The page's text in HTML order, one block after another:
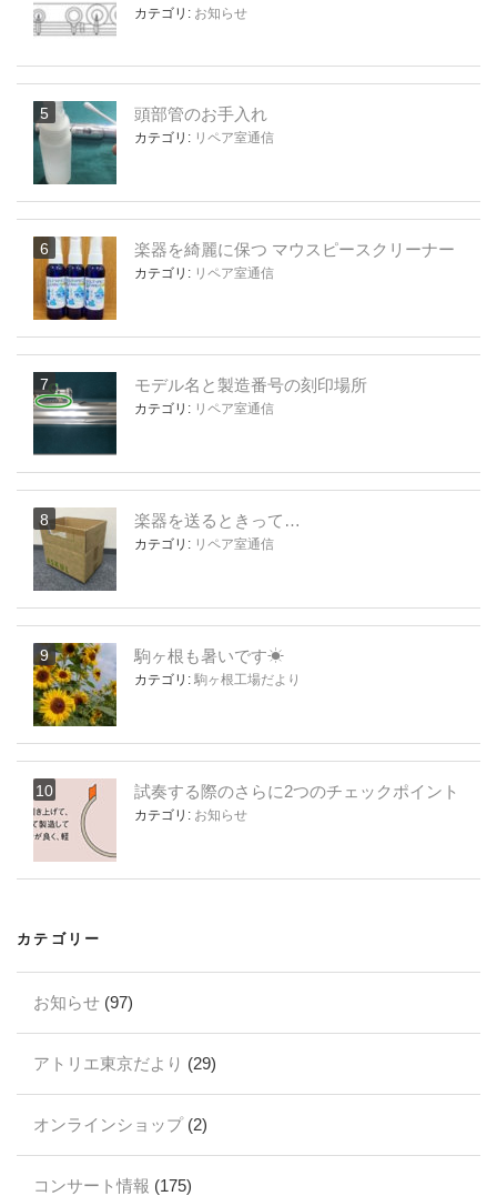
カテゴリ: お知らせ
頭部管のお手入れ
カテゴリ: リペア室通信
楽器を綺麗に保つ マウスピースクリーナー
カテゴリ: リペア室通信
モデル名と製造番号の刻印場所
カテゴリ: リペア室通信
楽器を送るときって…
カテゴリ: リペア室通信
駒ヶ根も暑いです☀
カテゴリ: 駒ヶ根工場だより
試奏する際のさらに2つのチェックポイント
カテゴリ: お知らせ
カテゴリー
お知らせ (97)
アトリエ東京だより (29)
オンラインショップ(2)
コンサート情報 (175)